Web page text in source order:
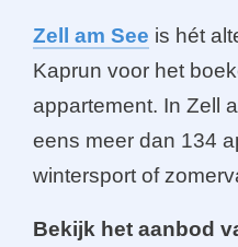
Zell am See is hét
Kaprun voor het
appartement. In Zell
eens meer dan 134
wintersport of
Bekijk het aanbod